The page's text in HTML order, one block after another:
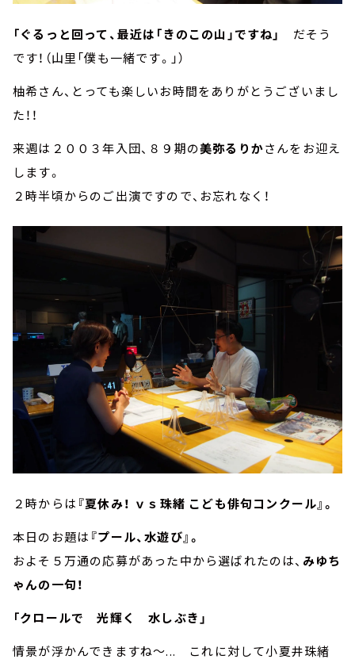
「ぐるっと回って、最近は「きのこの山」ですね」 だそう
です！（山里「僕も一緒です。」）
柚希さん、とっても楽しいお時間をありがとうございまし
た！！
来週は２００３年入団、８９期の美弥るりかさんをお迎え
します。
２時半頃からのご出演ですので、お忘れなく！
２時からは 『夏休み！ ｖｓ珠緒 こども俳句コンクール』。
本日のお題は 『プール、水遊び』。
およそ５万通の応募があった中から選ばれたのは、 みゆち
ゃんの一句！
「クロールで 光輝く 水しぶき」
情景が浮かんできますね～... これに対して小夏井珠緒